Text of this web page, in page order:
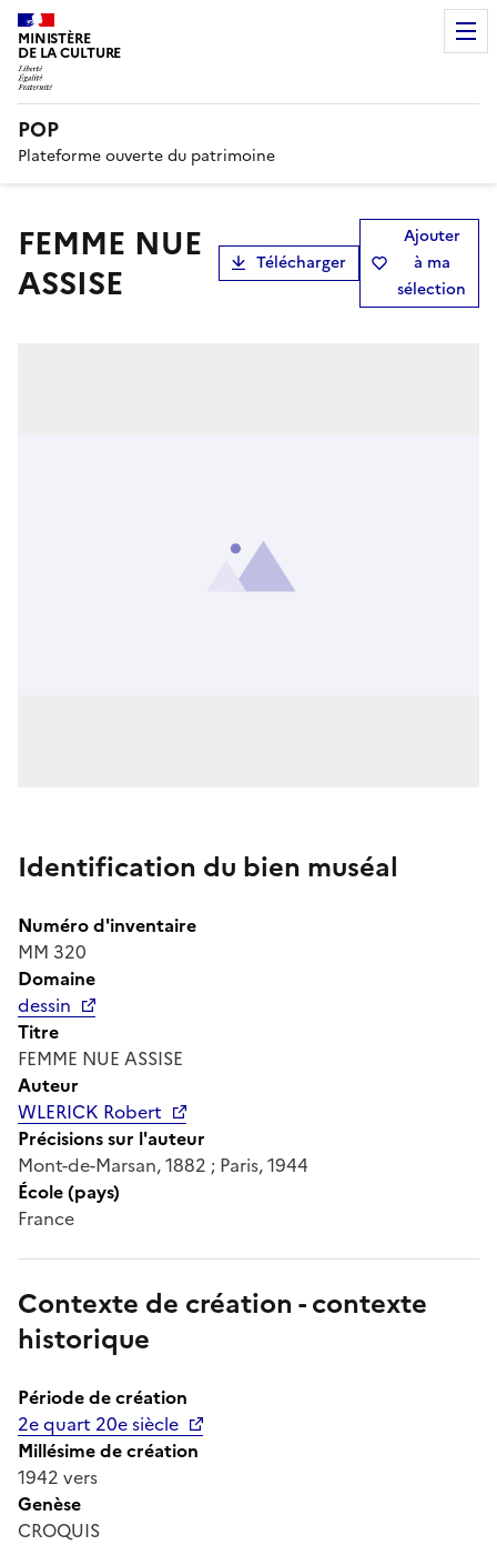
MINISTÈRE
DE LA CULTURE
POP
Plateforme ouverte du patrimoine
FEMME NUE
ASSISE
Télécharger
Ajouter
à ma
sélection
Identification du bien muséal
Numéro d'inventaire
MM 320
Domaine
dessin
Titre
FEMME NUE ASSISE
Auteur
WLERICK Robert
Précisions sur l'auteur
Mont-de-Marsan, 1882 ; Paris, 1944
École (pays)
France
Contexte de création - contexte
historique
Période de création
2e quart 20e siècle
Millésime de création
1942 vers
Genèse
CROQUIS